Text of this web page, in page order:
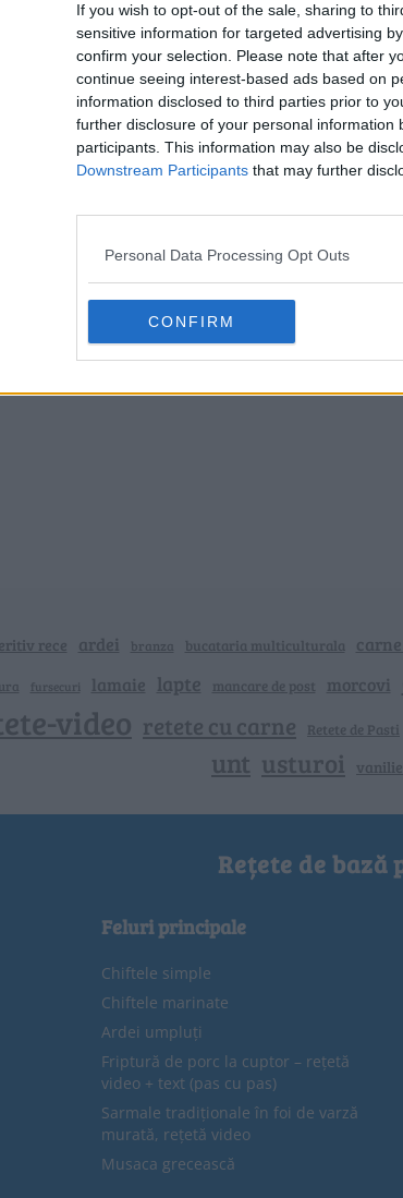
If you wish to opt-out of the sale, sharing to
sensitive information for targeted advertising
confirm your selection. Please note that after
continue seeing interest-based ads based on
information disclosed to third parties prior to
further disclosure of your personal information
participants. This information may also be
Downstream Participants that may further
Personal Data Processing Opt Outs
CONFIRM
rece ardei branza bucataria multiculturala
fursecuri lamaie lapte mancare de post morcovi
video retete cu carne Retete de Pasti
unt usturoi vanilie
Rețete de
Feluri principale
Chiftele simple
Chiftele marinate
Ardei umpluți
Friptură de porc la cuptor – rețetă
video + text (pas cu pas)
Sarmale tradiționale în foi de varză
murată, rețetă video
Musaca grecească